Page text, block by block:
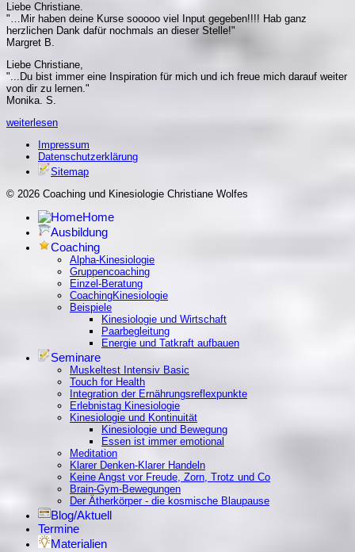
Liebe Christiane.
"…Mir haben deine Kurse sooooo viel Input gegeben!!!! Hab ganz
herzlichen Dank dafür nochmals an dieser Stelle!"
Margret B.
Liebe Christiane,
"...Du bist immer eine Inspiration für mich und ich freue mich darauf weiter
von dir zu lernen."
Monika. S.
weiterlesen
Impressum
Datenschutzerklärung
Sitemap
© 2026 Coaching und Kinesiologie Christiane Wolfes
Home
Ausbildung
Coaching
Alpha-Kinesiologie
Gruppencoaching
Einzel-Beratung
CoachingKinesiologie
Beispiele
Kinesiologie und Wirtschaft
Paarbegleitung
Energie und Tatkraft aufbauen
Seminare
Muskeltest Intensiv Basic
Touch for Health
Integration der Ernährungsreflexpunkte
Erlebnistag Kinesiologie
Kinesiologie und Kontinuität
Kinesiologie und Bewegung
Essen ist immer emotional
Meditation
Klarer Denken-Klarer Handeln
Keine Angst vor Freude, Zorn, Trotz und Co
Brain-Gym-Bewegungen
Der Ätherkörper - die kosmische Blaupause
Blog/Aktuell
Termine
Materialien